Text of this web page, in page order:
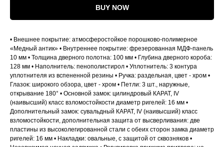
BUY NOW
• Внешнее покрытие: атмосферостойкое порошково-полимерное
«Медный антик» • Внутреннее покрытие: фрезерованная МДФ-панель
10 мм • Толщина дверного полотна: 100 мм • Глубина дверного короба:
128 мм • Наполнитель: пенополистирол • Уплотнитель: 3 контура
уплотнителя из вспененной резины • Ручка: раздельная, цвет - хром •
Глазок: широкого обзора, цвет - хром • Петли: 3 шт., наружные,
открывание 180° • Основной замок: цилиндровый КАРАТ, IV
(наивысший) класс взломостойкости диаметр ригелей: 16 мм •
Дополнительный замок: сувальдный КАРАТ, IV (наивысший) класс
взломостойкости, дополнительная защита от высверливания: две
пластины из высоколегированной стали с обеих сторон замка диаметр
ригелей: 16 мм • Накладки: овальные, с защитой от сквозняков •